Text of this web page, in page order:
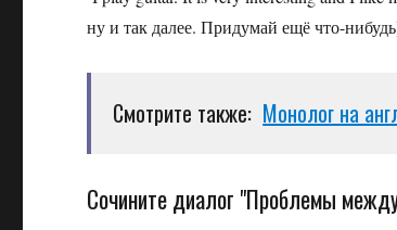
ну и так далее. Придумай ещё что-
Смотрите также: Монолог на
Сочините диалог "Проблемы